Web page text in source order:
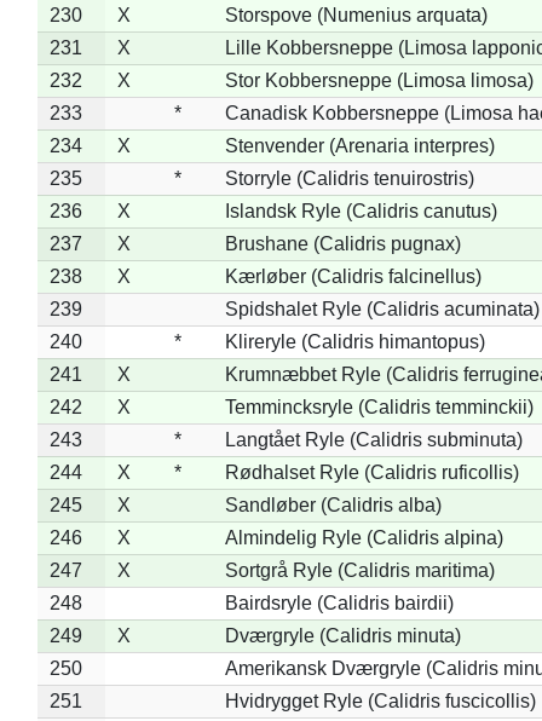
230 X
Storspove (Numenius arquata)
231
X
Lille Kobbersneppe (Limosa
232
X
Stor Kobbersneppe (Limosa limosa)
233
*
Canadisk Kobbersneppe (Limosa
234
X
Stenvender (Arenaria interpres)
235
*
Storryle (Calidris tenuirostris)
236
X
Islandsk Ryle (Calidris canutus)
237
X
Brushane (Calidris pugnax)
238
X
Kærløber (Calidris falcinellus)
239
Spidshalet Ryle (Calidris acuminata)
240
*
Klireryle (Calidris himantopus)
241
X
Krumnæbbet Ryle (Calidris
242
X
Temmincksryle (Calidris temminckii)
243
*
Langtået Ryle (Calidris subminuta)
244
X *
Rødhalset Ryle (Calidris ruficollis)
245
X
Sandløber (Calidris alba)
246
X
Almindelig Ryle (Calidris alpina)
247
X
Sortgrå Ryle (Calidris maritima)
248
Bairdsryle (Calidris bairdii)
249
X
Dværgryle (Calidris minuta)
250
Amerikansk Dværgryle (Calidris
251
Hvidrygget Ryle (Calidris fuscicollis)